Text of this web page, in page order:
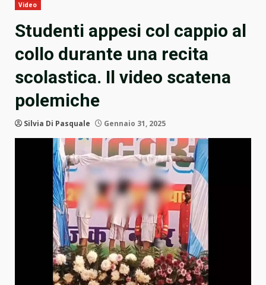
Video
Studenti appesi col cappio al
collo durante una recita
scolastica. Il video scatena
polemiche
Silvia Di Pasquale Gennaio 31, 2025